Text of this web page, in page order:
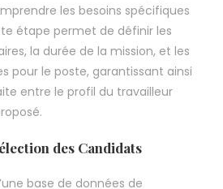
les besoins spécifiques
étape permet de définir les
la durée de la mission, et les
pour le poste, garantissant ainsi
entre le profil du travailleur
des Candidats
base de données de